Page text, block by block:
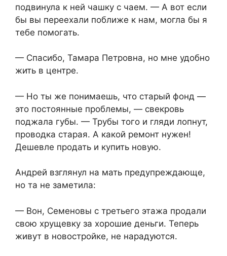
подвинула к ней чашку с чаем. — А вот если
бы вы переехали поближе к нам, могла бы я
тебе помогать.
— Спасибо, Тамара Петровна, но мне удобно
жить в центре.
— Но ты же понимаешь, что старый фонд —
это постоянные проблемы, — свекровь
поджала губы. — Трубы того и гляди лопнут,
проводка старая. А какой ремонт нужен!
Дешевле продать и купить новую.
Андрей взглянул на мать предупреждающе,
но та не заметила:
— Вон, Семеновы с третьего этажа продали
свою хрущевку за хорошие деньги. Теперь
живут в новостройке, не нарадуются.